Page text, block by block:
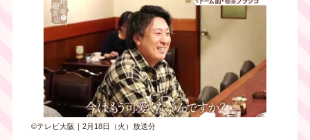
©テレビ大阪｜2月18日（火）放送分